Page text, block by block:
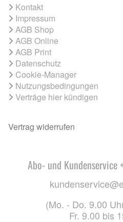
Kontakt
Impressum
AGB Shop
AGB Online
AGB Print
Datenschutz
Cookie-Manager
Nutzungsbedingungen
Verträge hier kündigen
Vertrag widerrufen
Abo- und
(Mo. - Do. 9.00
Fr. 9.00 bis